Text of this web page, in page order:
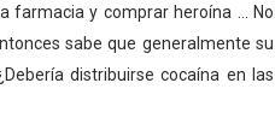
farmacia y comprar heroína ... No
sabe que generalmente su
distribuirse cocaína en las